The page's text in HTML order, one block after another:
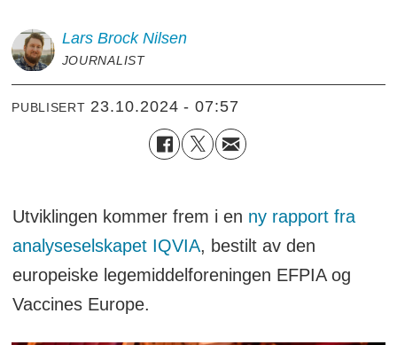
Lars Brock Nilsen
JOURNALIST
PUBLISERT 23.10.2024 - 07:57
Utviklingen kommer frem i en ny rapport fra
analyseselskapet IQVIA, bestilt av den
europeiske legemiddelforeningen EFPIA og
Vaccines Europe.